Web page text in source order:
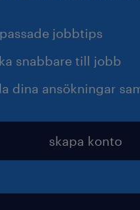
jobbtips
snabbare till jobb
dina ansökningar
skapa konto